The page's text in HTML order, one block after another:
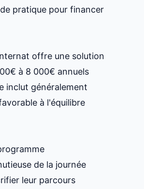
pratique pour financer
offre une solution
à 8 000€ annuels
inclut généralement
à l'équilibre
de la journée
leur parcours